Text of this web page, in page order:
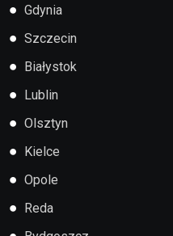
● Gdynia
● Szczecin
● Białystok
● Lublin
● Olsztyn
● Kielce
● Opole
● Reda